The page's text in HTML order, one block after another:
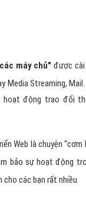
máy chủ" được cài
Media Streaming, Mail.
động trao đổi
Web là chuyện
bảo sự hoạt động
các bạn rất nhiều.